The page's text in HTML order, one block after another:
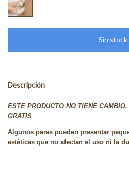
Descripción
ESTE PRODUCTO NO TIENE
GRATIS
Algunos pares pueden presentar
estéticas que no afectan el uso ni la